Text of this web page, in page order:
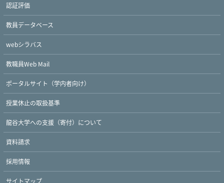
認証評価
教員データベース
webシラバス
教職員Web Mail
ポータルサイト（学内者向け）
授業休止の取扱基準
龍谷大学への支援（寄付）について
資料請求
採用情報
サイトマップ